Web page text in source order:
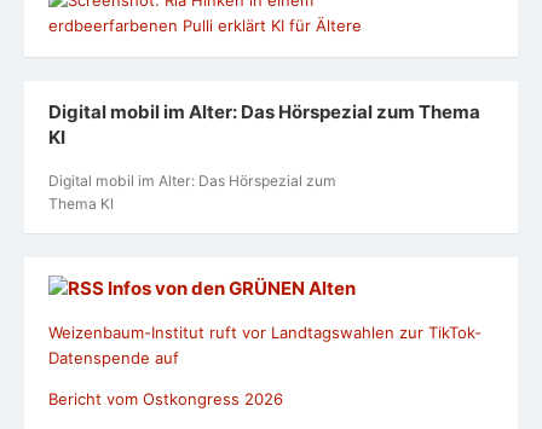
Digital mobil im Alter: Das Hörspezial zum Thema
KI
Digital mobil im Alter: Das Hörspezial zum
Thema KI
Infos von den GRÜNEN Alten
Weizenbaum-Institut ruft vor Landtagswahlen zur TikTok-
Datenspende auf
Bericht vom Ostkongress 2026